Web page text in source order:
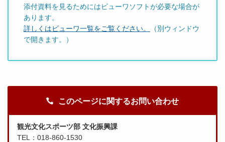
添付資料を見るためにはビューワソフトが必要な場合が
あります。
詳しくはビューワ一覧をご覧ください。
（別ウィンドウ
で開きます。）
このページに関するお問い合わせ
観光文化スポーツ部 文化振興課
TEL：018-860-1530